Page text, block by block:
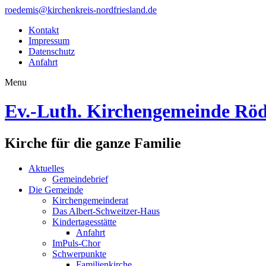
roedemis@kirchenkreis-nordfriesland.de
Kontakt
Impressum
Datenschutz
Anfahrt
Menu
Ev.-Luth. Kirchengemeinde
Kirche für die ganze Familie
Aktuelles
Gemeindebrief
Die Gemeinde
Kirchengemeinderat
Das Albert-Schweitzer-Haus
Kindertagesstätte
Anfahrt
ImPuls-Chor
Schwerpunkte